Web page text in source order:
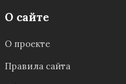
О сайте
О проекте
Правила сайта